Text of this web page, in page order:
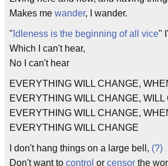
Makes me wander, I wander.
" Idleness is the beginning of all vice"
Which I can't hear,
No I can't hear
EVERYTHING WILL CHANGE,
EVERYTHING WILL CHANGE, WILL
EVERYTHING WILL CHANGE,
EVERYTHING WILL CHANGE
I don't hang things on a large bell, (?)
Don't want to control or censor the